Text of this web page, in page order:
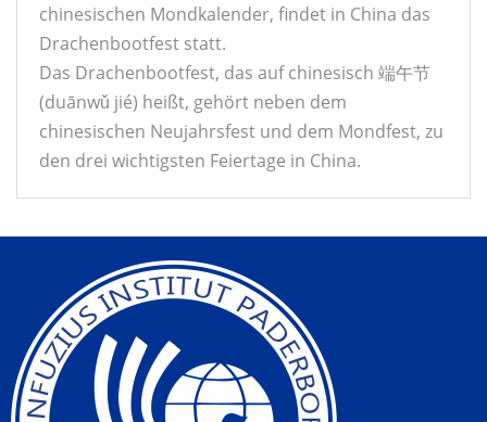
chinesischen Mondkalender, findet in China das
Drachenbootfest statt.
Das Drachenbootfest, das auf chinesisch 端午节
(duānwǔ jié) heißt, gehört neben dem
chinesischen Neujahrsfest und dem Mondfest, zu
den drei wichtigsten Feiertage in China.